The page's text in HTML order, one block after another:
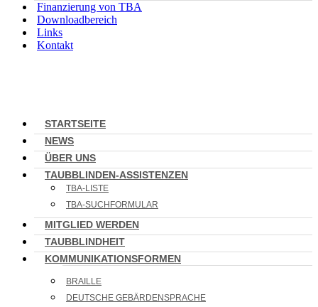
Finanzierung von TBA
Downloadbereich
Links
Kontakt
STARTSEITE
NEWS
ÜBER UNS
TAUBBLINDEN-ASSISTENZEN
TBA-LISTE
TBA-SUCHFORMULAR
MITGLIED WERDEN
TAUBBLINDHEIT
KOMMUNIKATIONSFORMEN
BRAILLE
DEUTSCHE GEBÄRDENSPRACHE